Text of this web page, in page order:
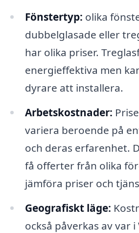
Fönstertyp: olika
dubbelglasade eller
har olika priser.
energieffektiva men
dyrare att installera.
Arbetskostnader:
variera beroende på
och deras erfarenhet.
få offerter från olika
jämföra priser och
Geografiskt läge:
också påverkas av var